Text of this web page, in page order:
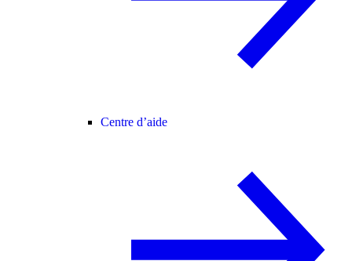
Centre d’aide